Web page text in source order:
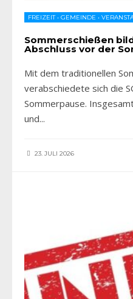
FREIZEIT• GEMEINDE •
Sommerschießen
Abschluss vor der
Mit dem traditionellen
verabschiedete sich die
Sommerpause.
und...
23. JULI 2026